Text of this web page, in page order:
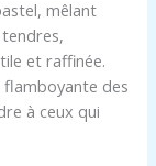
mêlant
et raffinée.
des
à ceux qui